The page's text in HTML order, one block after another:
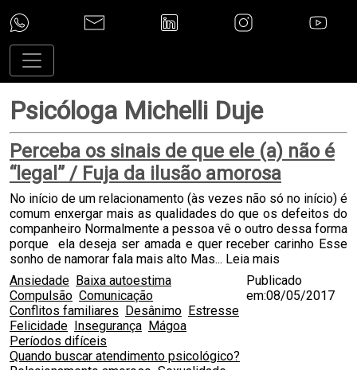
Psicóloga Michelli Duje
Perceba os sinais de que ele (a) não é
“legal” / Fuja da ilusão amorosa
No início de um relacionamento (às vezes não só no início) é
comum enxergar mais as qualidades do que os defeitos do
companheiro Normalmente a pessoa vê o outro dessa forma
porque ela deseja ser amada e quer receber carinho Esse
sonho de namorar fala mais alto Mas... Leia mais
Ansiedade Baixa autoestima
Compulsão Comunicação
Conflitos familiares Desânimo Estresse
Felicidade Insegurança Mágoa
Períodos difíceis
Quando buscar atendimento psicológico?
Publicado
em:08/05/2017